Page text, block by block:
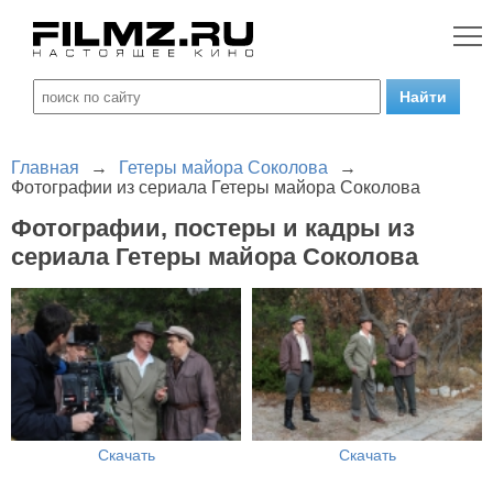
Главная → Гетеры майора Соколова
→
Фотографии из сериала Гетеры майора Соколова
Фотографии, постеры и кадры из
сериала Гетеры майора Соколова
Скачать Скачать